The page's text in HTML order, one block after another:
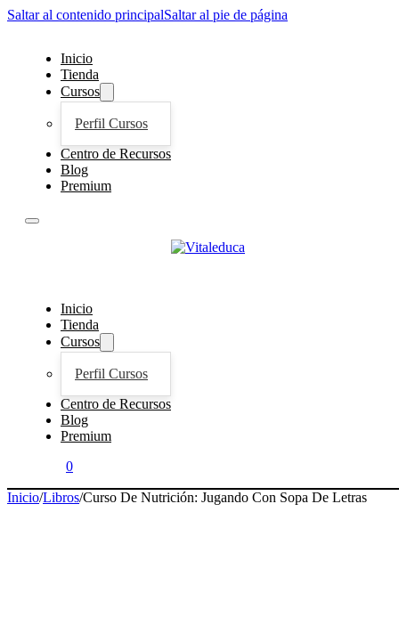
Saltar al contenido principalSaltar al pie de página
Inicio
Tienda
Cursos
Perfil Cursos
Centro de Recursos
Blog
Premium
Inicio
Tienda
Cursos
Perfil Cursos
Centro de Recursos
Blog
Premium
0
Inicio/Libros/Curso De Nutrición: Jugando Con Sopa De Letras